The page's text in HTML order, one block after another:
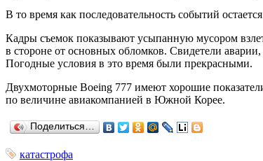
В то время как последовательность событий
Кадры съемок показывают усыпанную мусором
в стороне от основных обломков. Свидетели аварии,
Погодные условия в это время были прекрасными.
Двухмоторные Boeing 777 имеют хорошие
по величине авиакомпанией в Южной Корее.
Поделиться…
катастрофа